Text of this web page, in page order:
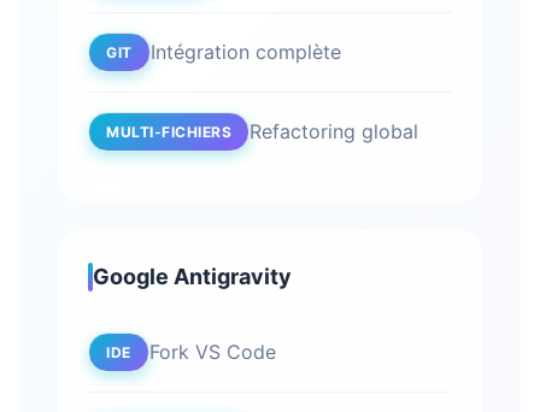
GIT Intégration complète
MULTI-FICHIERS Refactoring global
Google Antigravity
IDE Fork VS Code